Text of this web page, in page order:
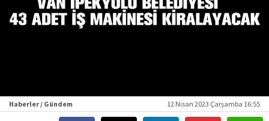
Haberler / Gündem 12 Nisan 2023 Çarşamba 16:55